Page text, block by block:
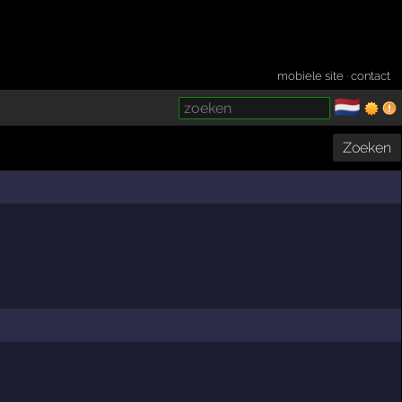
mobiele site ·contact
🇳🇱
Zoeken